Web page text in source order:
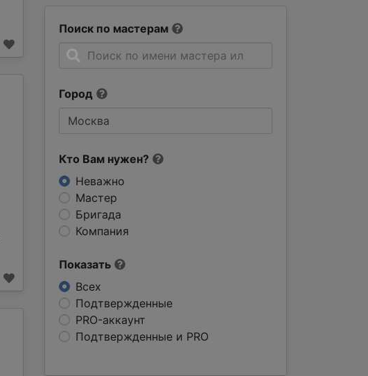
Поиск по мастерам
Город
Кто Вам нужен?
Неважно
Мастер
Бригада
Компания
Показать
Всех
Подтвержденные
PRO-аккаунт
Подтвержденные и PRO